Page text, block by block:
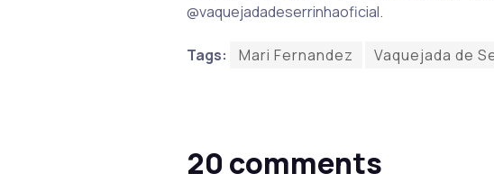
@vaquejadadeserrinhaoficial.
Tags: Mari Fernandez Vaquejada de
20 comments